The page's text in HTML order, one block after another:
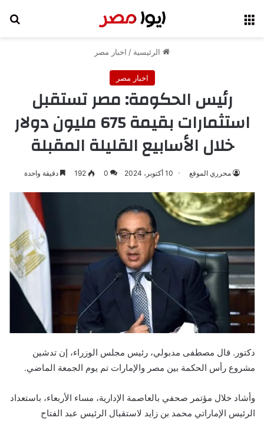
الرئيسية / اخبار مصر
اخبار مصر
رئيس الحكومة: مصر تستقبل
استثمارات بقيمة 675 مليون دولار
خلال الأسابيع القليلة المقبلة
محرري الموقع 10 أكتوبر، 2024 0
192 دقيقة واحدة
دكتور. قال مصطفى مدبولي، رئيس مجلس الوزراء، إن تدشين
مشروع رأس الحكمة بين مصر والإمارات تم يوم الجمعة الماضي.
وأشاد خلال مؤتمر صحفي بالعاصمة الإدارية، مساء الأربعاء، باستعداد
الرئيس الإماراتي محمد بن زايد لاستقبال الرئيس عبد الفتاح